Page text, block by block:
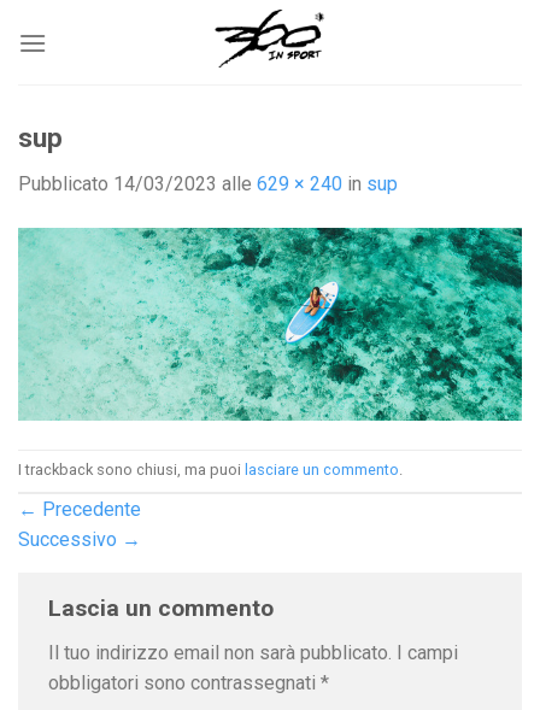
sup
Pubblicato 14/03/2023 alle 629 × 240 in sup
I trackback sono chiusi, ma puoi lasciare un commento.
← Precedente
Successivo →
Lascia un commento
Il tuo indirizzo email non sarà pubblicato.
I campi
obbligatori sono contrassegnati *